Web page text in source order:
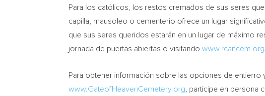
Para los católicos, los restos cremados de sus seres
capilla, mausoleo o cementerio ofrece un lugar
que sus seres queridos estarán en un lugar de máximo
jornada de puertas abiertas o visitando
Para obtener información sobre las opciones de entierro
www.GateofHeavenCemetery.org , participe en